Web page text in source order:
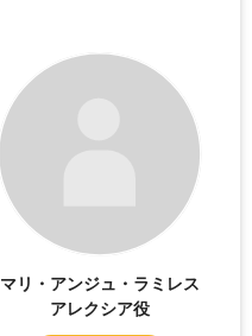
マリ・アンジュ・ラミレス
アレクシア役